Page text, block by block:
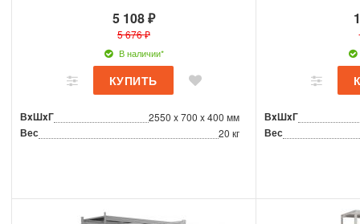
5 108 ₽
5 676 ₽
В наличии*
ВxШxГ 2550 x 700 x 400 мм
Вес 20 кг
ВxШxГ
Вес